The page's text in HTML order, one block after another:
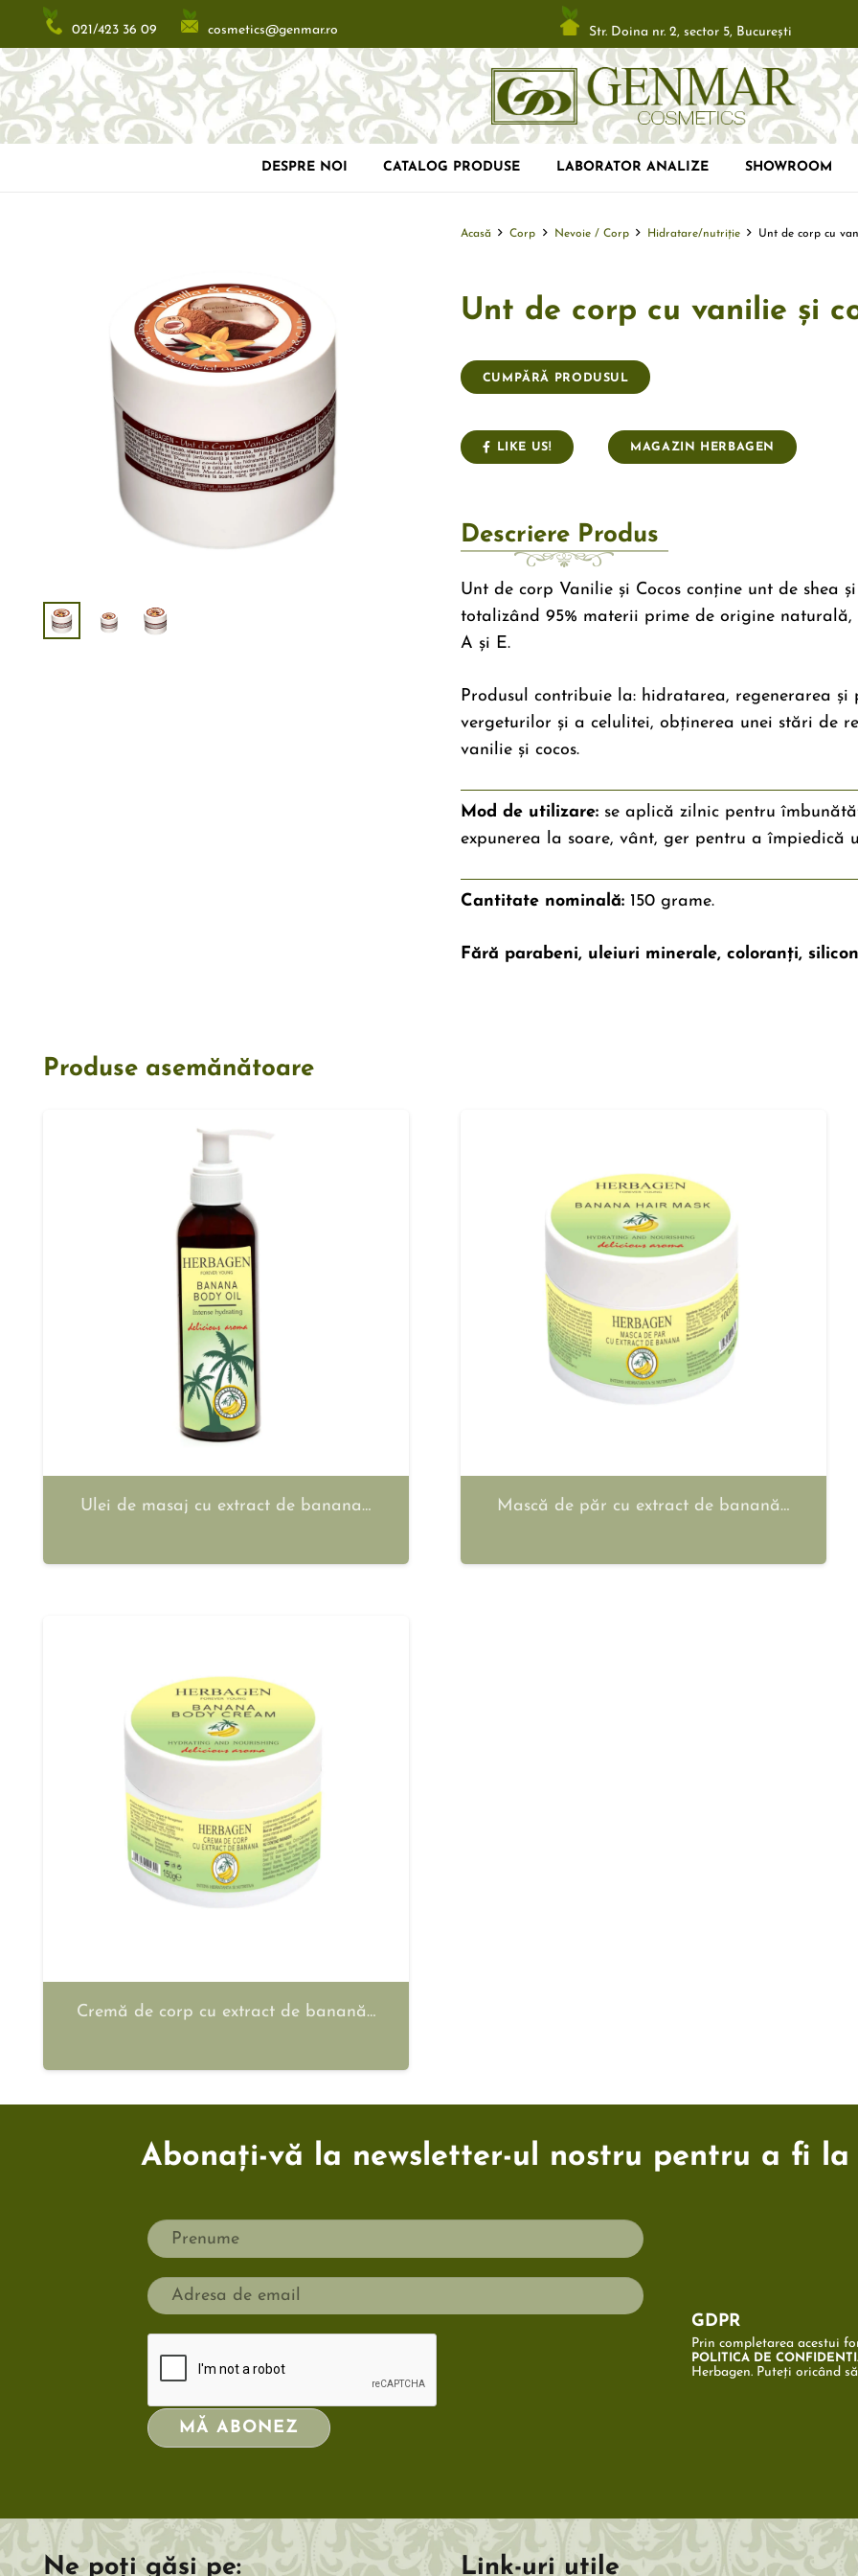
021/423 36 09 cosmetics@genmar.ro Str. Doina nr. 2, sector 5, Bucureşti
DESPRE NOI CATALOG PRODUSE LABORATOR ANALIZE SHOWROOM
Acasă Corp Nevoie / Corp Hidratare/nutriție Unt de corp cu
Unt de corp cu vanilie și
CUMPĂRĂ PRODUSUL
LIKE US! MAGAZIN HERBAGEN
Descriere Produs
Unt de corp Vanilie și Cocos conține unt de shea
totalizând 95% materii prime de origine
A și E.
Produsul contribuie la: hidratarea, regenerarea
vergeturilor și a celulitei, obținerea unei stări de
vanilie și cocos.
Mod de utilizare:se aplică zilnic pentru
expunerea la soare, vânt, ger pentru a
Cantitate nominală:150 grame.
Fără parabeni, uleiuri minerale, coloranți,
Produse asemănătoare
Ulei de masaj cu extract de banana… Mască de păr cu extract de banană…
Cremă de corp cu extract de banană…
Abonați-vă la newsletter-ul nostru pentru a fi
GDPR
Prin completarea acestui
POLITICA DE
Herbagen. Puteți oricând
MĂ ABONEZ
Ne poți găsi pe: Link-uri utile